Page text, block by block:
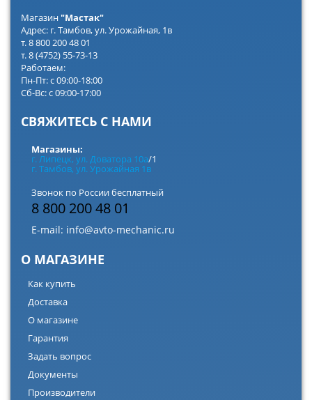
Магазин"Мастак"
Адрес: г. Тамбов, ул. Урожайная, 1в
т. 8 800 200 48 01
т. 8 (4752) 55-73-13
Работаем:
Пн-Пт: с 09:00-18:00
Сб-Вс: с 09:00-17:00
СВЯЖИТЕСЬ С НАМИ
Магазины:
г. Липецк, ул. Доватора 10а/1
г. Тамбов, ул. Урожайная 1в
Звонок по России бесплатный
8 800 200 48 01
E-mail: info@avto-mechanic.ru
О МАГАЗИНЕ
Как купить
Доставка
О магазине
Гарантия
Задать вопрос
Документы
Производители